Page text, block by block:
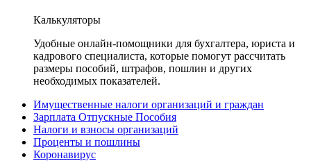
Калькуляторы
Удобные онлайн-помощники для бухгалтера, юриста и
кадрового специалиста, которые помогут рассчитать
размеры пособий, штрафов, пошлин и других
необходимых показателей.
Имущественные налоги организаций и граждан
Зарплата Отпускные Пособия
Налоги и взносы организаций
Проценты и пошлины
Коронавирус